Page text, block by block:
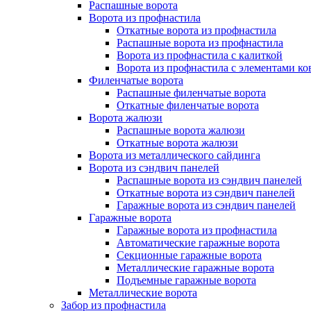
Распашные ворота
Ворота из профнастила
Откатные ворота из профнастила
Распашные ворота из профнастила
Ворота из профнастила с калиткой
Ворота из профнастила с элементами
Филенчатые ворота
Распашные филенчатые ворота
Откатные филенчатые ворота
Ворота жалюзи
Распашные ворота жалюзи
Откатные ворота жалюзи
Ворота из металлического сайдинга
Ворота из сэндвич панелей
Распашные ворота из сэндвич панелей
Откатные ворота из сэндвич панелей
Гаражные ворота из сэндвич панелей
Гаражные ворота
Гаражные ворота из профнастила
Автоматические гаражные ворота
Секционные гаражные ворота
Металлические гаражные ворота
Подъемные гаражные ворота
Металлические ворота
Забор из профнастила